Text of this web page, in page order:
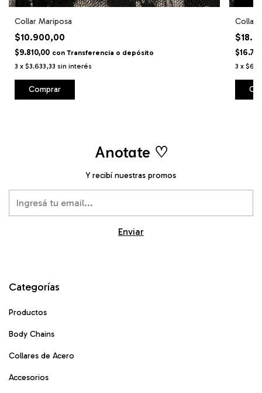
Collar Mariposa
$10.900,00
$9.810,00 con Transferencia o depósito
3 x $3.633,33 sin interés
Comprar
Collar
3 x
Anotate ♡
Y recibí nuestras promos
Categorías
Productos
Body Chains
Collares de Acero
Accesorios